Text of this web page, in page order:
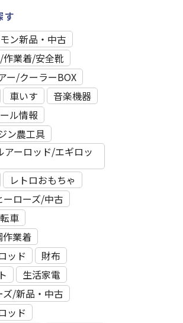
す
ン新品・中古
作業着/安全靴
ー/クーラーBOX
車いす
音楽機器
ル情報
ン農工具
ーロッド/エギロッ
レトロおもちゃ
ーローズ/中古
車
作業着
ッド
財布
生活家電
/新品・中古
ッド